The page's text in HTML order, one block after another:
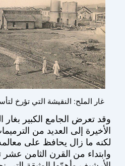
غار الملح: النقيشة التي تؤرخ
وقد تعرض الجامع الكبير
الأخيرة إلى العديد من
لكنه ما زال يحافظ على معالمه
وابتداء من القرن الثامن عشر